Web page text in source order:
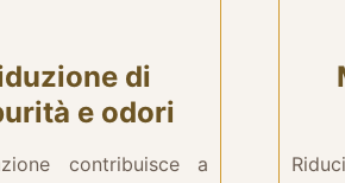
di
e odori
contribuisce a